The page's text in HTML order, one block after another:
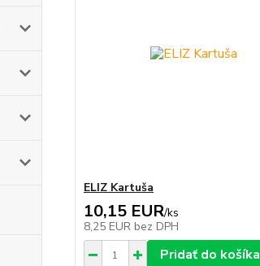
ELIZ Kartuša
10,15 EUR/ks
8,25 EUR bez DPH
Pridať do košíka